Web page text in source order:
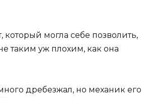
который могла себе позволить,
таким уж плохим, как она
дребезжал, но механик его